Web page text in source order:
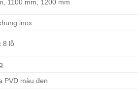
1100 mm, 1200 mm
inox
8 lỗ
PVD màu đen